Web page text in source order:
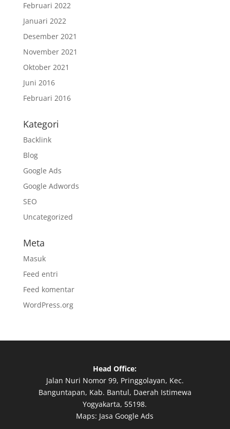
Februari 2022
Januari 2022
Desember 2021
November 2021
Oktober 2021
Juni 2016
Februari 2016
Kategori
Backlink
Blog
Google Ads
Google Adwords
SEO
Uncategorized
Meta
Masuk
Feed entri
Feed komentar
WordPress.org
Head Office:
Jalan Nuri Nomor 99, Pringgolayan, Kec.
Banguntapan, Kab. Bantul, Daerah Istimewa
Yogyakarta, 55198.
Maps: Jasa Google Ads